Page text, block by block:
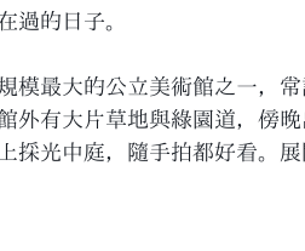
過的日子。
模最大的公立美術館之一，
外有大片草地與綠園道，傍
採光中庭，隨手拍都好看。